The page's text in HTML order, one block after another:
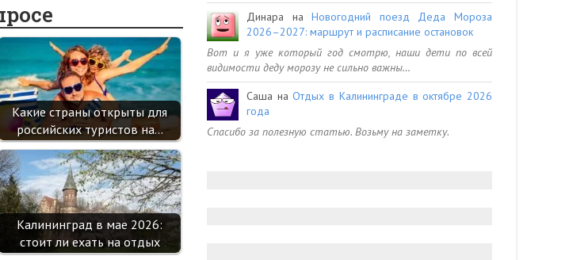
i
n t m
Какие страны открыты для
российских туристов на…
Калининград в мае 2026:
стоит ли ехать на отдых
Динара наНовогодний поезд Деда Мороза
2026–2027: маршрут и расписание остановок
Вот и я уже который год смотрю, наши дети по всей
видимости деду морозу не сильно важны…
Саша наОтдых в Калининграде в октябре 2026
года
Спасибо за полезную статью. Возьму на заметку.